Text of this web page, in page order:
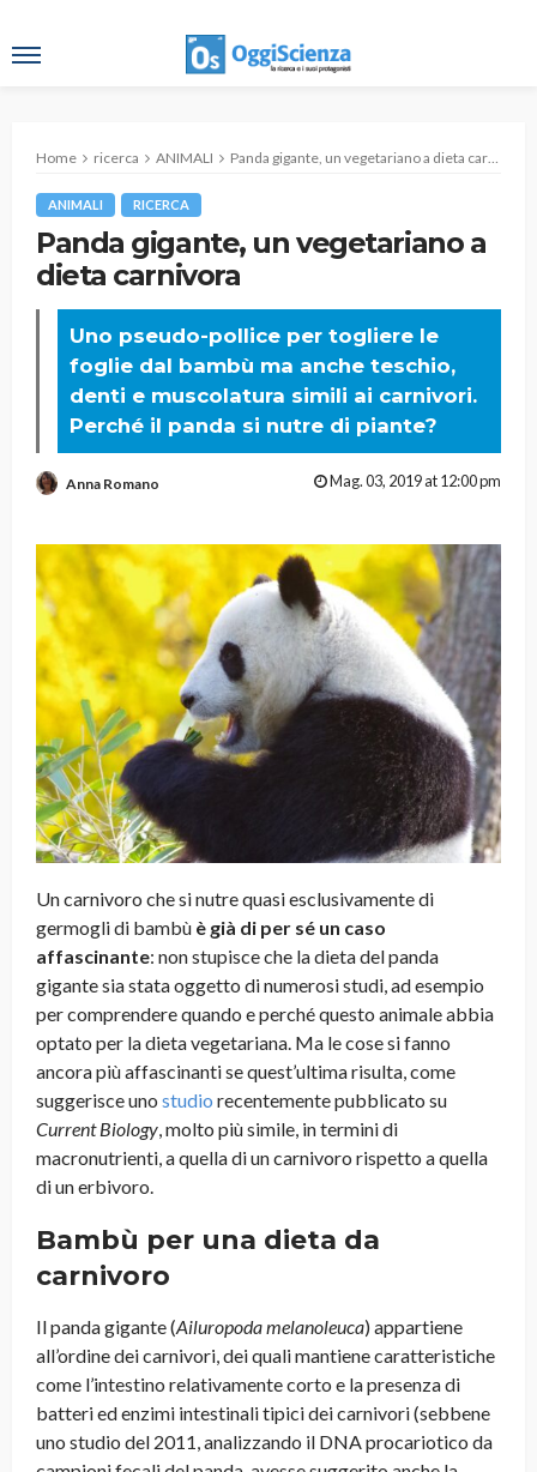
Home ricerca ANIMALI Panda gigante, un vegetariano a dieta carnivora
ANIMALI RICERCA
Panda gigante, un vegetariano a
dieta carnivora
Uno pseudo-pollice per togliere le
foglie dal bambù ma anche teschio,
denti e muscolatura simili ai carnivori.
Perché il panda si nutre di piante?
Anna Romano Mag. 03, 2019 at 12:00 pm
Un carnivoro che si nutre quasi esclusivamente di
germogli di bambù è già di per sé un caso
affascinante: non stupisce che la dieta del panda
gigante sia stata oggetto di numerosi studi, ad esempio
per comprendere quando e perché questo animale abbia
optato per la dieta vegetariana. Ma le cose si fanno
ancora più affascinanti se quest’ultima risulta, come
suggerisce uno studio recentemente pubblicato su
Current Biology, molto più simile, in termini di
macronutrienti, a quella di un carnivoro rispetto a quella
di un erbivoro.
Bambù per una dieta da
carnivoro
Il panda gigante (Ailuropoda melanoleuca) appartiene
all’ordine dei carnivori, dei quali mantiene caratteristiche
come l’intestino relativamente corto e la presenza di
batteri ed enzimi intestinali tipici dei carnivori (sebbene
uno studio del 2011, analizzando il DNA procariotico da